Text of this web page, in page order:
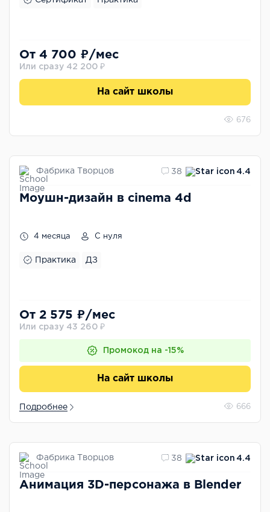
От 4 700 ₽/мес
Или сразу 42 200 ₽
На сайт школы
676
Фабрика Творцов 38 4.4
Моушн-дизайн в cinema 4d
4 месяца С нуля
Практика ДЗ
От 2 575 ₽/мес
Или сразу 43 260 ₽
Промокод на -15%
На сайт школы
Подробнее 666
Фабрика Творцов 38 4.4
Aнимация 3D-персонажа в Blender